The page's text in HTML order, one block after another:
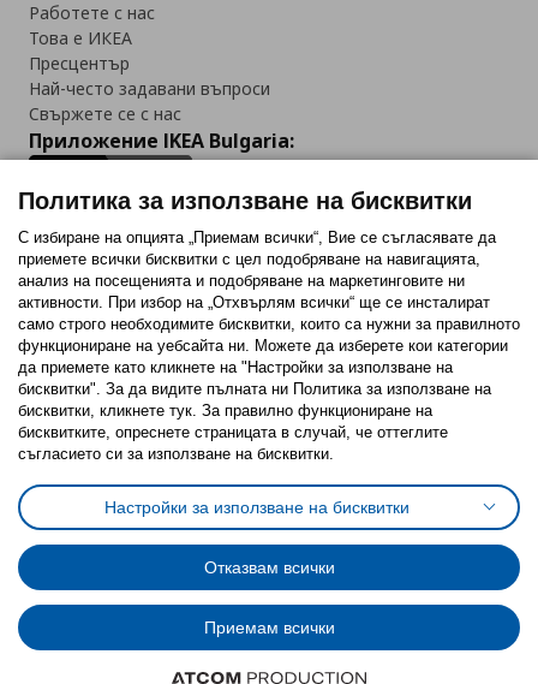
Работете с нас
Това е ИКЕА
Пресцентър
Най-често задавани въпроси
Свържете се с нас
Приложение IKEA Bulgaria:
Последвайте ни:
FacebookTwitterYoutubePinterestInstagram
Политика за използване на бисквитки (Cookies)
Избор на настройки за използване на бисквитки
Условия за ползване на ikea.bgОбща политика за личните данни
Политика за защита на личните данни на ikea.bg
Общи условия на програма IKEA Family
Политика за защита на лични данни на програма IKEA Family
© Inter-IKEA Systems B.V. 1999 - 2025
Политика за използване на бисквитки
С избиране на опцията „Приемам всички“, Вие се съгласявате да
приемете всички бисквитки с цел подобряване на навигацията,
анализ на посещенията и подобряване на маркетинговите ни
активности. При избор на „Отхвърлям всички“ ще се инсталират
само строго необходимитe бисквитки, които са нужни за правилното
функциониране на уебсайта ни. Можете да изберете кои категории
да приемете като кликнете на "Настройки за използване на
бисквитки". За да видите пълната ни Политика за използване на
бисквитки, кликнете тук. За правилно функциониране на
бисквитките, опреснете страницата в случай, че оттеглите
съгласието си за използване на бисквитки.
Настройки за използване на бисквитки
Отказвам всички
Приемам всички